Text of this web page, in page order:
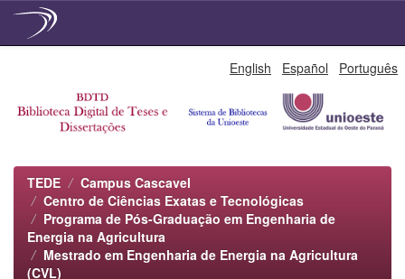
English Español Português
TEDE
Campus Cascavel
Centro de Ciências Exatas e Tecnológicas
Programa de Pós-Graduação em Engenharia de
Energia na Agricultura
Mestrado em Engenharia de Energia na Agricultura
(CVL)